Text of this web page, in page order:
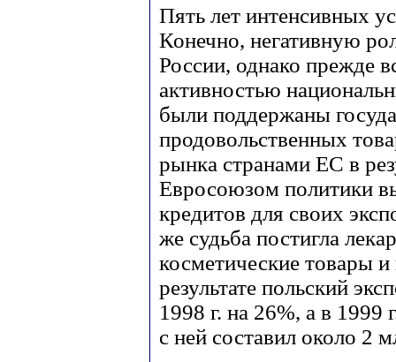
Пять лет интенсивных
Конечно, негативную
России, однако прежде
активностью
были поддержаны
продовольственных
рынка странами ЕС в
Евросоюзом политики
кредитов для своих
же судьба постигла
косметические товары
результате польский
1998 г. на 26%, а в 1999
с ней составил около 2